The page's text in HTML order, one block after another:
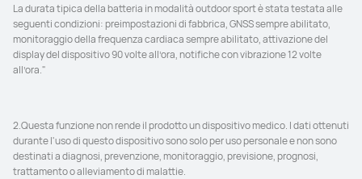
La durata tipica della batteria in modalità outdoor sport è stata testata alle
seguenti condizioni: preimpostazioni di fabbrica, GNSS sempre abilitato,
monitoraggio della frequenza cardiaca sempre abilitato, attivazione del
display del dispositivo 90 volte all’ora, notifiche con vibrazione 12 volte
all’ora."
2.Questa funzione non rende il prodotto un dispositivo medico. I dati ottenuti
durante l'uso di questo dispositivo sono solo per uso personale e non sono
destinati a diagnosi, prevenzione, monitoraggio, previsione, prognosi,
trattamento o alleviamento di malattie.